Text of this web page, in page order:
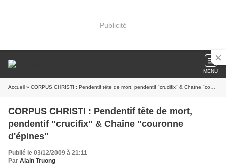
Publicité
MENU
Accueil » CORPUS CHRISTI : Pendentif tête de mort, pendentif "crucifix" & Chaîne "couronne d'épines"
CORPUS CHRISTI : Pendentif tête de mort,
pendentif "crucifix" & Chaîne "couronne
d'épines"
Publié le 03/12/2009 à 21:11
Par Alain Truong